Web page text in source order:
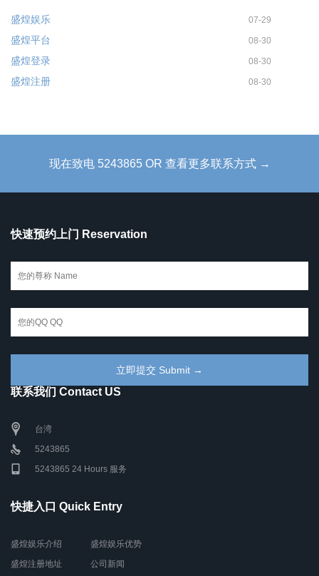
盛煌娱乐 07-29
盛煌平台 08-30
盛煌登录 08-30
盛煌注册 08-30
现在致电 5243865 OR 查看更多联系方式 →
快速预约上门 Reservation
联系我们 Contact US
台湾
5243865
5243865 24 Hours 服务
快捷入口 Quick Entry
盛煌娱乐介绍
盛煌注册地址
盛煌娱乐优势
公司新闻